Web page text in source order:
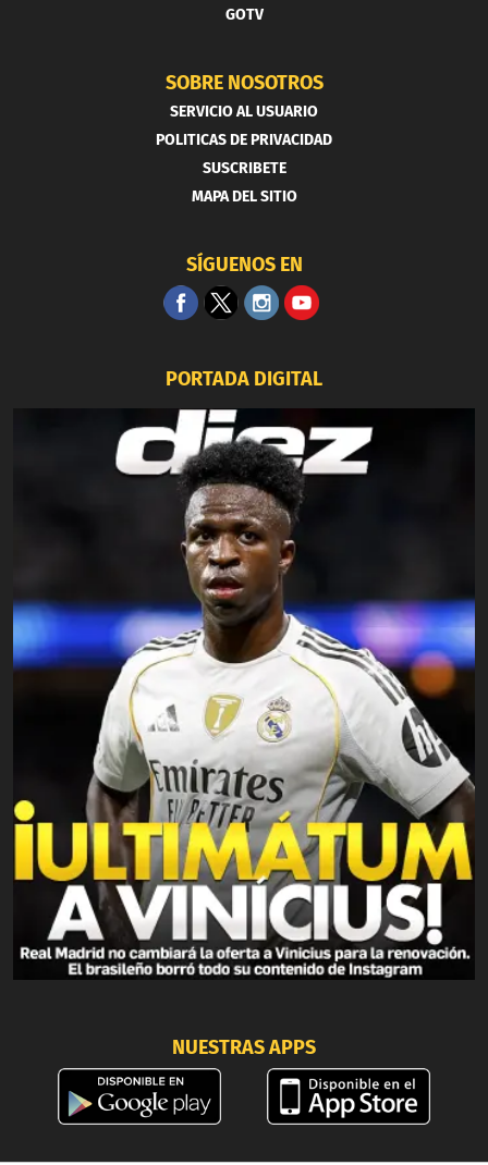
GOTV
SOBRE NOSOTROS
SERVICIO AL USUARIO
POLITICAS DE PRIVACIDAD
SUSCRIBETE
MAPA DEL SITIO
SÍGUENOS EN
PORTADA DIGITAL
NUESTRAS APPS